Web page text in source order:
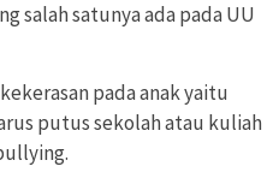
salah satunya ada pada UU
pada anak yaitu
putus sekolah atau kuliah